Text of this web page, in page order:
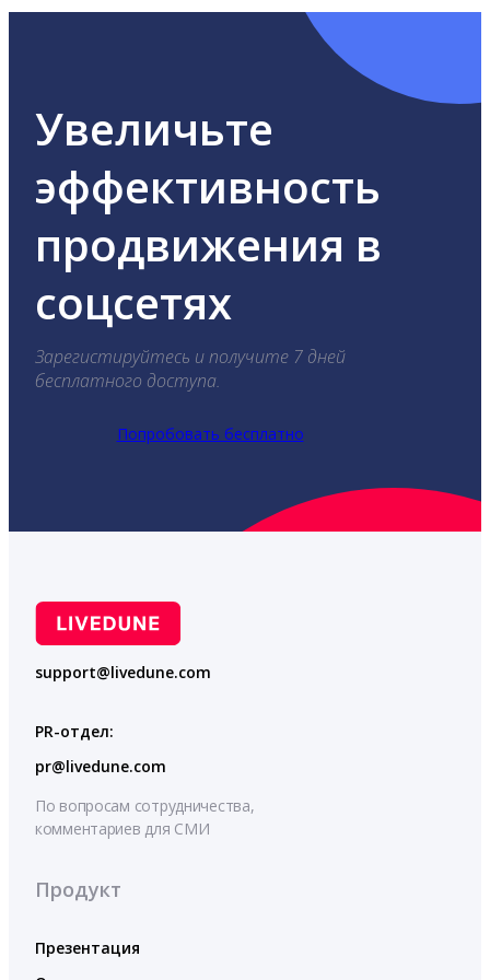
Увеличьте
эффективность
продвижения в
соцсетях
Зарегистируйтесь и получите 7 дней
бесплатного доступа.
Попробовать бесплатно
support@livedune.com
PR-отдел:
pr@livedune.com
По вопросам сотрудничества,
комментариев для СМИ
Продукт
Презентация